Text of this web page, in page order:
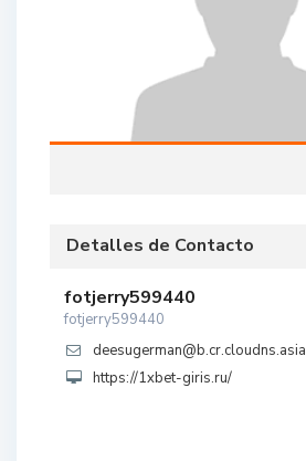
Detalles de Contacto
fotjerry599440
fotjerry599440
deesugerman@b.cr.cloudns.asia
https://1xbet-giris.ru/